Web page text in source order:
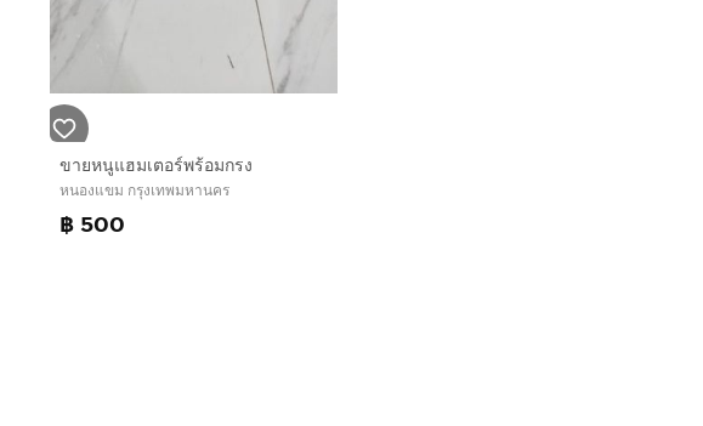
ขายหนูแฮมเตอร์พร้อมกรง
หนองแขม กรุงเทพมหานคร
฿ 500